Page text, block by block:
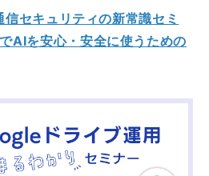
セキュリティの新常識セミ
AIを安心・安全に使うための